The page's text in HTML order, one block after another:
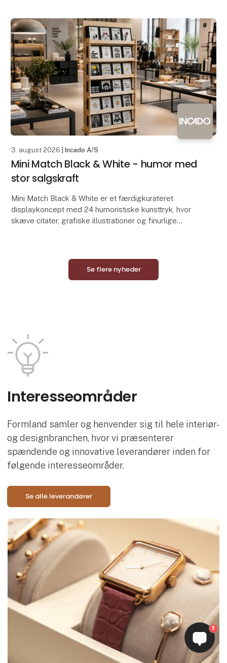
3. august 2026 | Incado A/S
Mini Match Black & White - humor med
stor salgskraft
Mini Match Black & White er et færdigkurateret
displaykoncept med 24 humoristiske kunsttryk, hvor
skæve citater, grafiske illustrationer og finurlige
Se flere nyheder
Interesse­områder
Formland samler og henvender sig til hele interiør-
og designbranchen, hvor vi præsenterer
spændende og innovative leverandører inden for
følgende interesseområder.
Se alle leverandører
1